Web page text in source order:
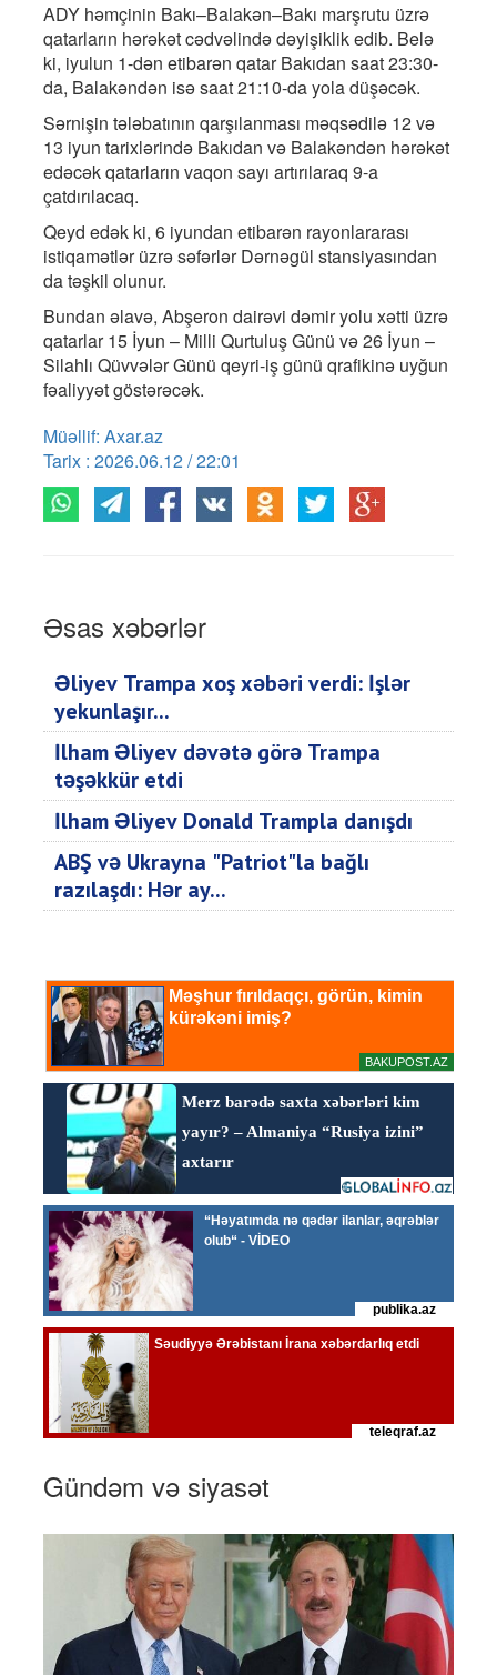
ADY həmçinin Bakı–Balakən–Bakı marşrutu üzrə
qatarların hərəkət cədvəlində dəyişiklik edib. Belə
ki, iyulun 1-dən etibarən qatar Bakıdan saat 23:30-
da, Balakəndən isə saat 21:10-da yola düşəcək.
Sərnişin tələbatının qarşılanması məqsədilə 12 və
13 iyun tarixlərində Bakıdan və Balakəndən hərəkət
edəcək qatarların vaqon sayı artırılaraq 9-a
çatdırılacaq.
Qeyd edək ki, 6 iyundan etibarən rayonlararası
istiqamətlər üzrə səfərlər Dərnəgül stansiyasından
da təşkil olunur.
Bundan əlavə, Abşeron dairəvi dəmir yolu xətti üzrə
qatarlar 15 İyun – Milli Qurtuluş Günü və 26 İyun –
Silahlı Qüvvələr Günü qeyri-iş günü qrafikinə uyğun
fəaliyyət göstərəcək.
Müəllif: Axar.az
Tarix : 2026.06.12 / 22:01
Əsas xəbərlər
Əliyev Trampa xoş xəbəri verdi: İşlər
yekunlaşır...
İlham Əliyev dəvətə görə Trampa
təşəkkür etdi
İlham Əliyev Donald Trampla danışdı
ABŞ və Ukrayna "Patriot"la bağlı
razılaşdı: Hər ay...
Gündəm və siyasət